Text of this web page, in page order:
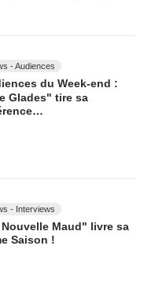
- Audiences
du Week-end :
Glades" tire sa
- Interviews
Maud" livre sa
Saison !